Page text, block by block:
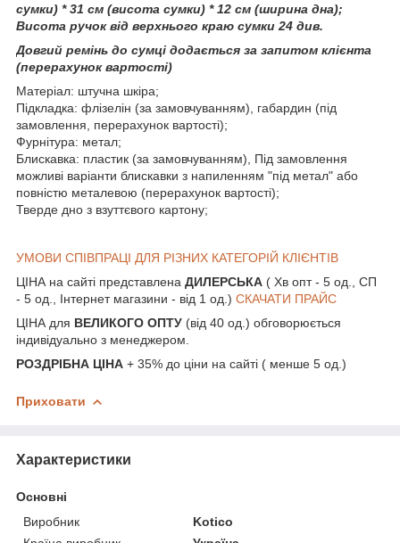
сумки) * 31 см (висота сумки) * 12 см (ширина дна);
Висота ручок від верхнього краю сумки 24 див.
Довгий ремінь до сумці додається за запитом клієнта
(перерахунок вартості)
Матеріал: штучна шкіра;
Підкладка: флізелін (за замовчуванням), габардин (під
замовлення, перерахунок вартості);
Фурнітура: метал;
Блискавка: пластик (за замовчуванням), Під замовлення
можливі варіанти блискавки з напиленням "під метал" або
повністю металевою (перерахунок вартості);
Тверде дно з взуттєвого картону;
УМОВИ СПІВПРАЦІ ДЛЯ РІЗНИХ КАТЕГОРІЙ КЛІЄНТІВ
ЦІНА на сайті представлена ДИЛЕРСЬКА ( Хв опт - 5 од., СП
- 5 од., Інтернет магазини - від 1 од.) СКАЧАТИ ПРАЙС
ЦІНА для ВЕЛИКОГО ОПТУ (від 40 од.) обговорюється
індивідуально з менеджером.
РОЗДРІБНА ЦІНА + 35% до ціни на сайті ( менше 5 од.)
Приховати
Характеристики
Основні
Виробник
Kotico